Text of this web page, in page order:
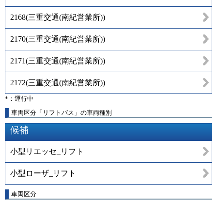
2168(三重交通(南紀営業所))
2170(三重交通(南紀営業所))
2171(三重交通(南紀営業所))
2172(三重交通(南紀営業所))
*：運行中
車両区分「リフトバス」の車両種別
候補
小型リエッセ_リフト
小型ローザ_リフト
車両区分